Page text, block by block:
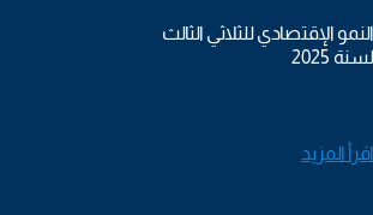
النمو الإقتصادي للثلاثي الثالث
لسنة 2025
اقرأ المزيد